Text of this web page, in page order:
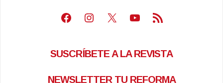
Facebook
Instagram
X Youtube
Feed RSS
SUSCRÍBETE A LA REVISTA
NEWSLETTER TU REFORMA